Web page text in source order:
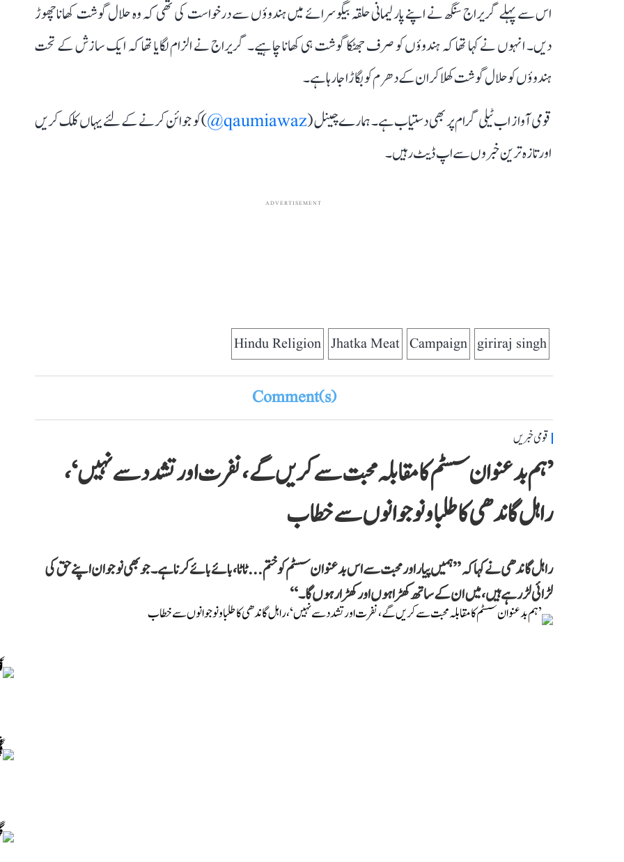
اس سے پہلے گریراج سنگھ نے اپنے پارلیمانی حلقہ بیگوسرائے میں ہندوؤں سے درخواست کی تھی کہ وہ حلال گوشت کھانا چھوڑ
دیں۔ انہوں نے کہا تھا کہ ہندوؤں کو صرف جھٹکا گوشت ہی کھانا چاہیے۔ گریراج نے الزام لگایا تھا کہ ایک سازش کے تحت
ہندوؤں کو حلال گوشت کھلا کر ان کے دھرم کو بگاڑا جا رہا ہے۔
قومی آواز اب ٹیلی گرام پر بھی دستیاب ہے۔ ہمارے چینل (qaumiawaz@
) کو جوائن کرنے کے لئے یہاں کلک کریں
اور تازہ ترین خبروں سے اپ ڈیٹ رہیں۔
ADVERTISEMENT
giriraj singh
Campaign
Jhatka Meat
Hindu Religion
Comment(s)
قومی خبریں
’ہم بدعنوان سسٹم کا مقابلہ محبت سے کریں گے، نفرت اور تشدد سے نہیں‘،
راہل گاندھی کا طلبا و نوجوانوں سے خطاب
راہل گاندھی نے کہا کہ ’’ہمیں پیار اور محبت سے اس بدعنوان سسٹم کو ختم... ٹاٹا، بائے بائے کرنا ہے۔ جو بھی نوجوان اپنے حق کی
لڑائی لڑ رہے ہیں، میں ان کے ساتھ کھڑا ہوں اور کھڑا رہوں گا۔‘‘